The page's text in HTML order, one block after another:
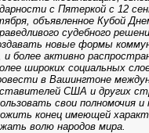
с Пятеркой с 12
объявленное Кубой
судебного
новые формы
и более активно
широких социальных
в Вашингтоне
США и других
свои полномочия
конец имеющей
волю народов мира.